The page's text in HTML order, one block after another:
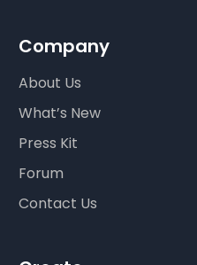
Company
About Us
What’s New
Press Kit
Forum
Contact Us